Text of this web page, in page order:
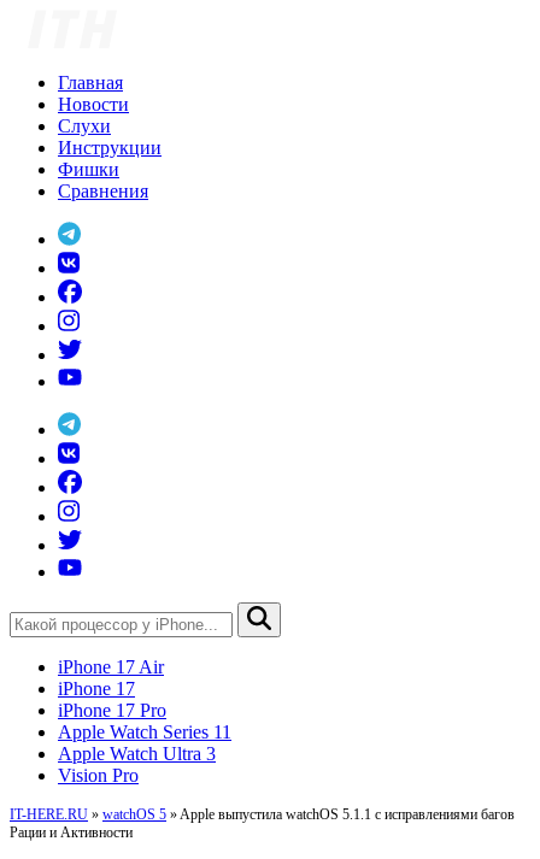
Главная
Новости
Слухи
Инструкции
Фишки
Сравнения
iPhone 17 Air
iPhone 17
iPhone 17 Pro
Apple Watch Series 11
Apple Watch Ultra 3
Vision Pro
IT-HERE.RU » watchOS 5 » Apple выпустила watchOS 5.1.1 с исправлениями багов
Рации и Активности